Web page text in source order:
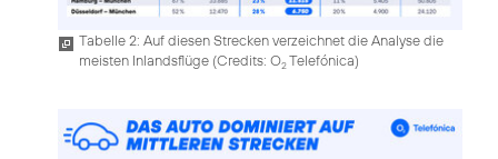
Tabelle 2: Auf diesen Strecken verzeichnet die Analyse die
meisten Inlandsflüge (Credits: O2Telefónica)